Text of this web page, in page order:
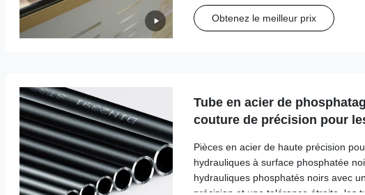
ingénierie mécanique 1- La
précision soudés par laminage à froid
Obtenez le meilleur prix
Tube en acier de
couture de précision pour
Pièces en acier de haute précision
hydrauliques à surface phosphatée
hydrauliques phosphatés noirs avec
précision et une tolérance étroite, les